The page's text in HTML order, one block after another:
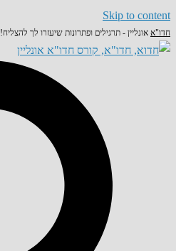
Skip to content
חדו"א אונליין - תרגילים ופתרונות שיעזרו לך להצליח!